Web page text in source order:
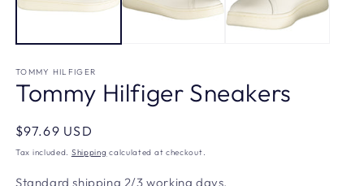
TOMMY HILFIGER
Tommy Hilfiger Sneakers
Regular
price
$97.69 USD
Tax included. Shipping calculated at checkout.
Standard shipping 2/3 working days.